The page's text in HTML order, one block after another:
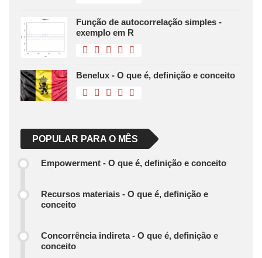
Função de autocorrelação simples -
exemplo em R
Benelux - O que é, definição e conceito
POPULAR PARA O MÊS
Empowerment - O que é, definição e conceito
Recursos materiais - O que é, definição e
conceito
Concorrência indireta - O que é, definição e
conceito